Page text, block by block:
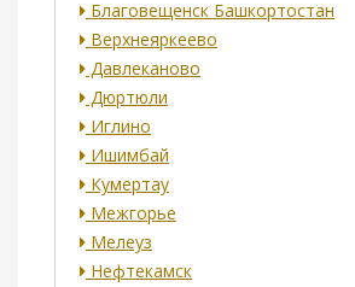
Благовещенск Башкортостан
Верхнеяркеево
Давлеканово
Дюртюли
Иглино
Ишимбай
Кумертау
Межгорье
Мелеуз
Нефтекамск